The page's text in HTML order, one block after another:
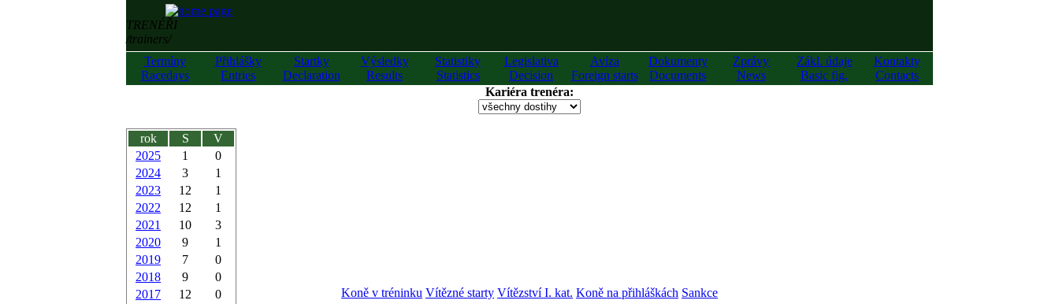
TRENÉŘI
/trainers/
Termíny
Racedays
Přihlášky
Entries
Startky
Declaration
Výsledky
Results
Statistiky
Statistics
Legislativa
Decision
Avíza
Foreign starts
Dokumenty
Documents
Zprávy
News
Zákl. údaje
Basic fig.
Kontakty
Contacts
Kariéra trenéra:
rok S
V
2025
1
0
2024
3
1
2023
12
1
2022
12
1
2021
10
3
2020
9
1
2019
7
0
2018
9
0
2017
12
0
Koně v tréninku Vítězné starty Vítězství I. kat. Koně na přihláškách Sankce